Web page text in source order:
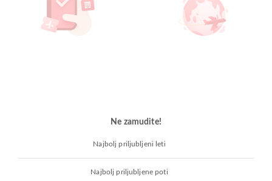
Ne zamudite!
Najbolj priljubljeni leti
Najbolj priljubljene poti